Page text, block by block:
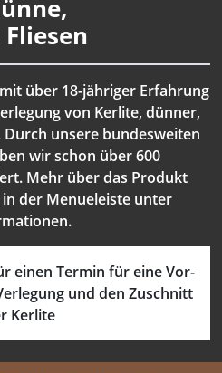
über 18-jähriger Erfahrung
von Kerlite, dünner,
unsere bundesweiten
wir schon über 600
Mehr über das Produkt
der Menueleiste unter
einen Termin für eine Vor-
und den Zuschnitt
Kerlite